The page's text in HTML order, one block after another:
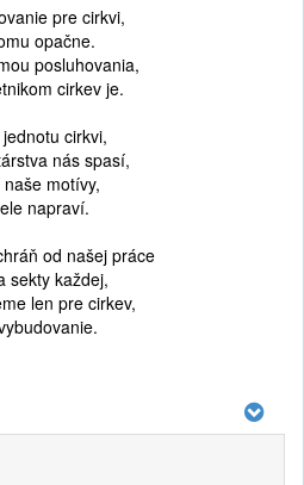
pre cirkvi,
opačne.
posluhovania,
cirkev je.
cirkvi,
nás spasí,
motívy,
napraví.
od našej práce
sekty každej,
len pre cirkev,